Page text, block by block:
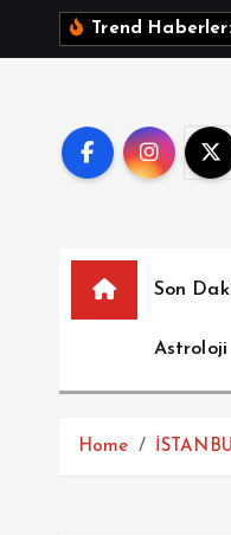
Trend Haberler:
Son
Astroloji
Home